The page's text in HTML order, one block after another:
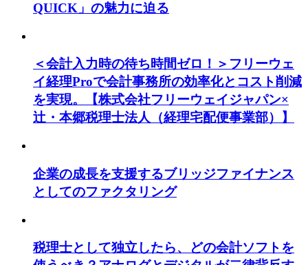
QUICK」の魅力に迫る
＜会計入力時の待ち時間ゼロ！＞フリーウェ
イ経理Proで会計事務所の効率化とコスト削減
を実現。【株式会社フリーウェイジャパン×
辻・本郷税理士法人（経理宅配便事業部）】
企業の成長を支援するブリッジファイナンス
としてのファクタリング
税理士として独立したら、どの会計ソフトを